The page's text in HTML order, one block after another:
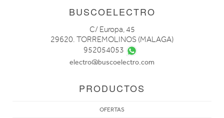
BUSCOELECTRO
C/ Europa, 45
29620. TORREMOLINOS (MALAGA)
952054053
electro@buscoelectro.com
PRODUCTOS
OFERTAS